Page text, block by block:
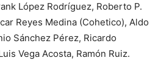
López Rodríguez, Roberto P.
Reyes Medina (Cohetico), Aldo
Sánchez Pérez, Ricardo
Vega Acosta, Ramón Ruiz.